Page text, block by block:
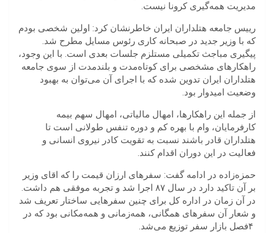
مدیریت همه‌گیری کرونا نیست.
‬که‭ ‬با‭ ‬وزیر‭ ‬جدید‭ ‬در‭ ‬صبحانه‭ ‬کاری‭ ‬رئوس مسايل مطرح شد.
پیگیری مباجث‭ ‬تکمیلی مستلزم‭ ‬جلسات‭ ‬بعدی‭ ‬است‭.‬ با این وجود،
راهکارهای مشخصی برای کوتاه‌مدت و بلندمدت از سوی جامعه
هتلداران ایران تدوین شده که با اجرای آن می‌توان به بهبود
وضعیت امیدوار بود.
از جمله این راهکارها، امهال مالیاتی، امهال سهم بیمه
کارفرمایان، وام با بهره کم و دوره تنفس طولانی است تا
هتلداران قادر باشند نسبت به تقویت کادر نیروی انسانی و
فعالیت در این دوران اقدام کنند.
در‭ ‬آن‭ ‬زمان‭ ‬در‭ ‬اداره‭ ‬کل‭ ‬برای‭ ‬چنین سفرهایی ‬ساختار‭ ‬تعریف‭ ‬شد
‬۴‭ ‬فصل‭ ‬بازار‭ ‬سفر‭ ‬توزیع‭ ‬می‌شد‭.‬